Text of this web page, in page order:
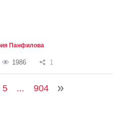
Панфилова
1986 1
5 ... 904